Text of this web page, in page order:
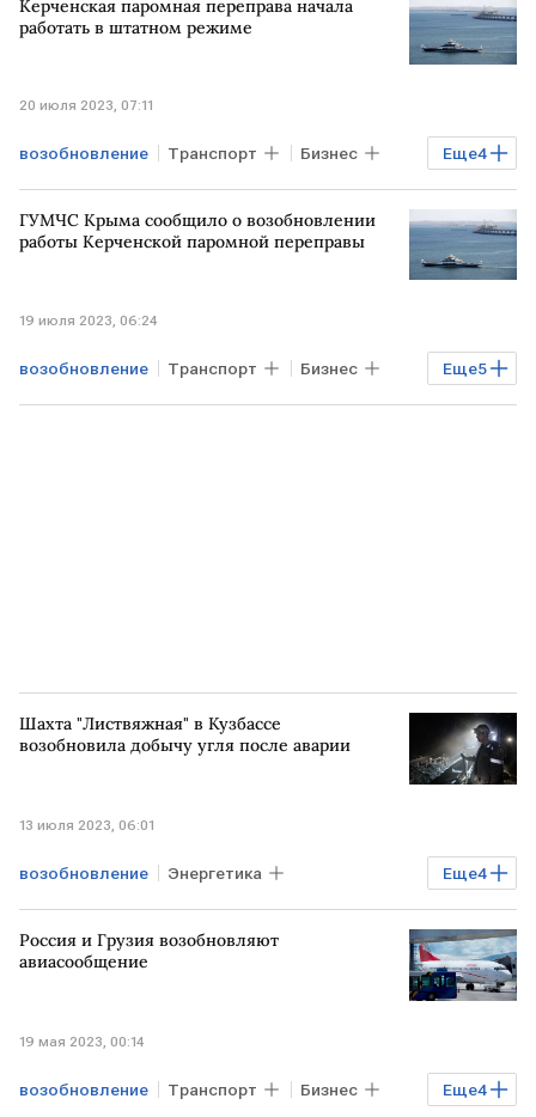
безвизовый режим
Керченская паромная переправа начала
работать в штатном режиме
20 июля 2023, 07:11
Еще4
возобновление Транспорт Бизнес
Экономика
Керченская паромная переправа
ГУМЧС Крыма сообщило о возобновлении
работы Керченской паромной переправы
19 июля 2023, 06:24
Еще5
возобновление Транспорт Бизнес
Регионы Экономика
Шахта "Листвяжная" в Кузбассе
возобновила добычу угля после аварии
13 июля 2023, 06:01
Еще4
возобновление Энергетика
Экономика Промышленность
КУЗБАСС
Россия и Грузия возобновляют
авиасообщение
19 мая 2023, 00:14
Еще4
возобновление Транспорт Бизнес